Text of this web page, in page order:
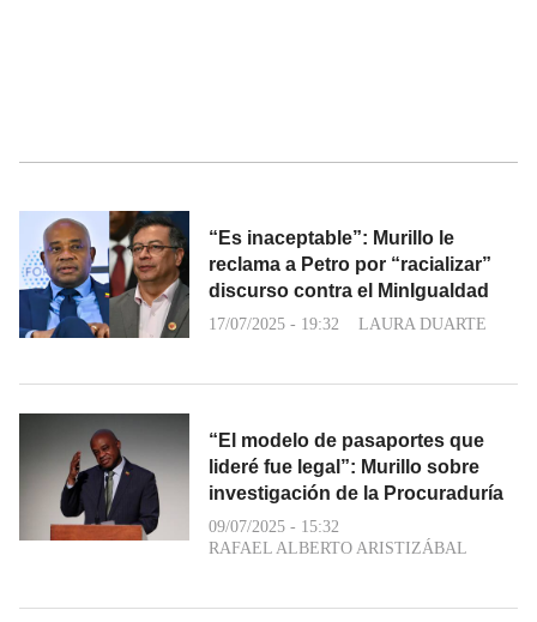
“Es inaceptable”: Murillo le
reclama a Petro por “racializar”
discurso contra el MinIgualdad
17/07/2025 - 19:32 LAURA DUARTE
“El modelo de pasaportes que
lideré fue legal”: Murillo sobre
investigación de la Procuraduría
09/07/2025 - 15:32
RAFAEL ALBERTO ARISTIZÁBAL